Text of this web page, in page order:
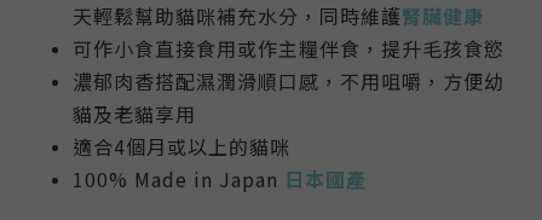
天輕鬆幫助貓咪補充水分，同時維護腎臟健康
可作小食直接食用或作主糧伴食，提升毛孩食慾
濃郁肉香搭配濕潤滑順口感，不用咀嚼，方便幼
貓及老貓享用
適合4個月或以上的貓咪
100% Made in Japan 日本國產